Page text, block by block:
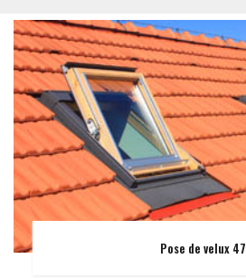
Pose de velux 47